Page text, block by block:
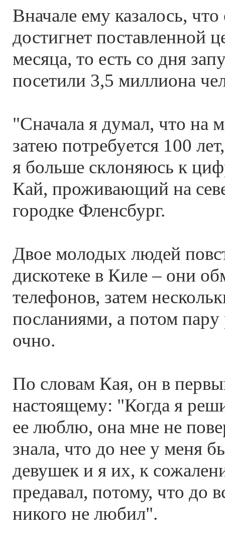
Вначале ему казалось,
достигнет поставленной
месяца, то есть со дня
посетили 3,5 миллиона
"Сначала я думал, что на
затею потребуется 100
я больше склоняюсь к
Кай, проживающий на
городке Фленсбург.
Двое молодых людей
дискотеке в Киле – они
телефонов, затем
посланиями, а потом пару
очно.
По словам Кая, он в
настоящему: "Когда я
ее люблю, она мне не
знала, что до нее у меня
девушек и я их, к
предавал, потому, что до
никого не любил".